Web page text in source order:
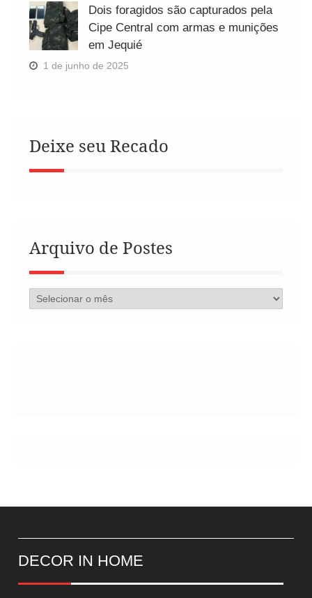
Dois foragidos são capturados pela
Cipe Central com armas e munições
em Jequié
1 de junho de 2025
Deixe seu Recado
Arquivo de Postes
Arquivo
de
DECOR IN HOME